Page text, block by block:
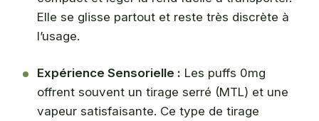
Elle se glisse partout et reste très discrète à
l’usage.
Expérience Sensorielle : Les puffs 0mg
offrent souvent un tirage serré (MTL) et une
vapeur satisfaisante. Ce type de tirage